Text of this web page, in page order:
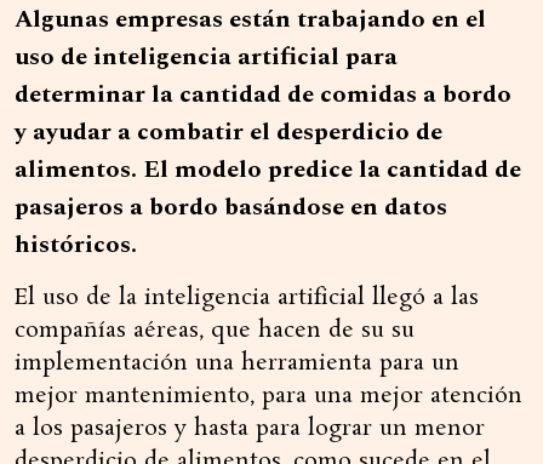
Algunas empresas están trabajando en el
uso de inteligencia artificial para
determinar la cantidad de comidas a bordo
y ayudar a combatir el desperdicio de
alimentos. El modelo predice la cantidad de
pasajeros a bordo basándose en datos
históricos.
El uso de la inteligencia artificial llegó a las
compañías aéreas, que hacen de su su
implementación una herramienta para un
mejor mantenimiento, para una mejor atención
a los pasajeros y hasta para lograr un menor